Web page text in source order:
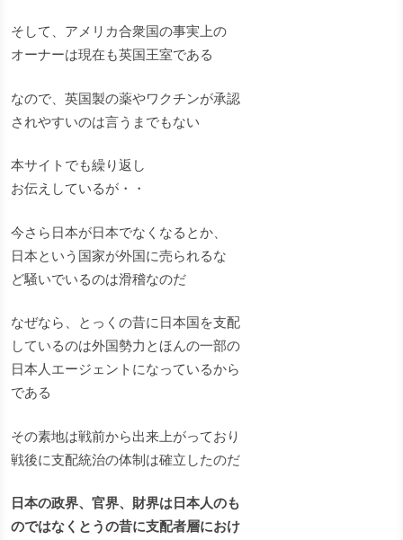
そして、アメリカ合衆国の事実上の
オーナーは現在も英国王室である
なので、英国製の薬やワクチンが承認
されやすいのは言うまでもない
本サイトでも繰り返し
お伝えしているが・・
今さら日本が日本でなくなるとか、
日本という国家が外国に売られるな
ど騒いでいるのは滑稽なのだ
なぜなら、とっくの昔に日本国を支配
しているのは外国勢力とほんの一部の
日本人エージェントになっているから
である
その素地は戦前から出来上がっており
戦後に支配統治の体制は確立したのだ
日本の政界、官界、財界は日本人のも
のではなくとうの昔に支配者層におけ